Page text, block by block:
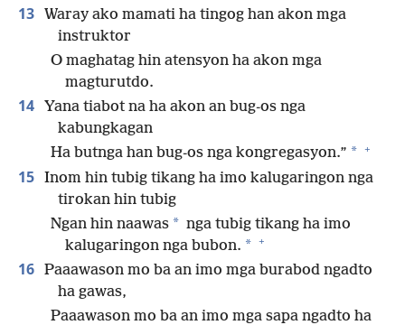
13 Waray ako mamati ha tingog han akon mga
instruktor
O maghatag hin atensyon ha akon mga
magturutdo.
14
Yana tiabot na ha akon an bug-os nga
kabungkagan
Ha butnga han bug-os nga kongregasyon.” * +
15 Inom hin tubig tikang ha imo kalugaringon nga
tirokan hin tubig
Ngan hin naawas * nga tubig tikang ha imo
kalugaringon nga bubon. * +
16 Paaawason mo ba an imo mga burabod ngadto
ha gawas,
Paaawason mo ba an imo mga sapa ngadto ha